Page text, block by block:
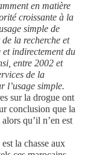
en matière
croissante à la
simple de
la recherche et
et indirectement du
entre 2002 et
de la
l’usage simple.
sur la drogue ont
conclusion que la
qu’il n’en est
la chasse aux